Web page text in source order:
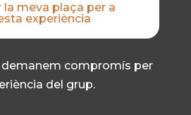
la meva plaça per a
experiència
demanem compromís per
del grup.